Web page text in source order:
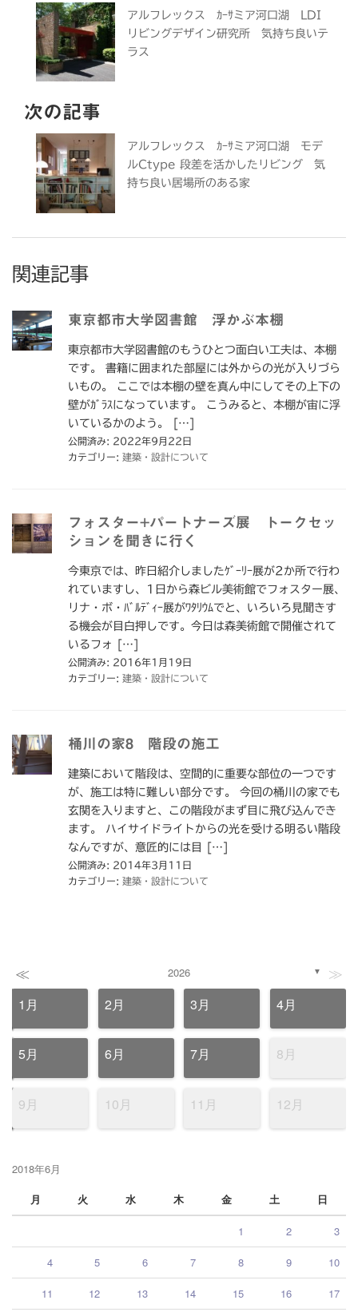
アルフレックス ｶｰｻミア河口湖 LDI
リビングデザイン研究所 気持ち良いテ
ラス
次の記事
アルフレックス ｶｰｻミア河口湖 モデ
ルCtype 段差を活かしたリビング 気
持ち良い居場所のある家
関連記事
東京都市大学図書館 浮かぶ本棚
東京都市大学図書館のもうひとつ面白い工夫は、本棚
です。 書籍に囲まれた部屋には外からの光が入りづら
いもの。 ここでは本棚の壁を真ん中にしてその上下の
壁がｶﾞﾗｽになっています。 こうみると、本棚が宙に浮
いているかのよう。 […]
公開済み: 2022年9月22日
カテゴリー: 建築・設計について
フォスター+パートナーズ展 トークセッ
ションを聞きに行く
今東京では、昨日紹介しましたｹﾞｰﾘｰ展が2か所で行わ
れていますし、1日から森ビル美術館でフォスター展、
リナ・ボ・ﾊﾞﾙﾃﾞｨｰ展がﾜﾀﾘｳﾑでと、いろいろ見聞きす
る機会が目白押しです。今日は森美術館で開催されて
いるフォ […]
公開済み: 2016年1月19日
カテゴリー: 建築・設計について
桶川の家8 階段の施工
建築において階段は、空間的に重要な部位の一つです
が、施工は特に難しい部分です。 今回の桶川の家でも
玄関を入りますと、この階段がまず目に飛び込んでき
ます。 ハイサイドライトからの光を受ける明るい階段
なんですが、意匠的には目 […]
公開済み: 2014年3月11日
カテゴリー: 建築・設計について
≪ 2026 ▼ ≫
1月 2月 3月 4月
5月 6月 7月 8月
9月 10月 11月 12月
2018年6月
月
火 水 木 金 土 日
1 2 3
4 5 6 7 8 9 10
11 12 13 14 15 16 17